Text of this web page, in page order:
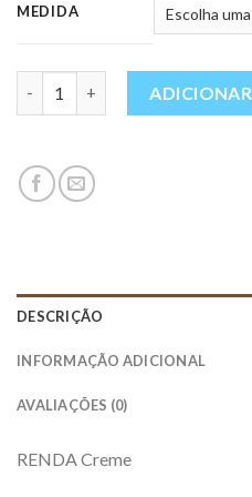
MEDIDA
ADICIONAR
DESCRIÇÃO
INFORMAÇÃO ADICIONAL
AVALIAÇÕES (0)
RENDA Creme